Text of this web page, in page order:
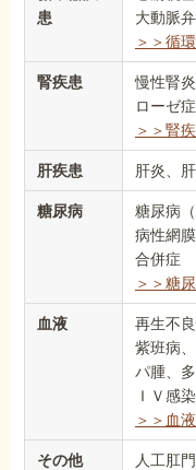
患
大動脈
＞＞循
腎疾患
慢性腎
ローゼ
＞＞腎
肝疾患 肝炎、
糖尿病
糖尿病
病性網
合併症
＞＞糖
血液
再生不
紫班病
パ腫、
ＩＶ感
＞＞血
その他
人工肛